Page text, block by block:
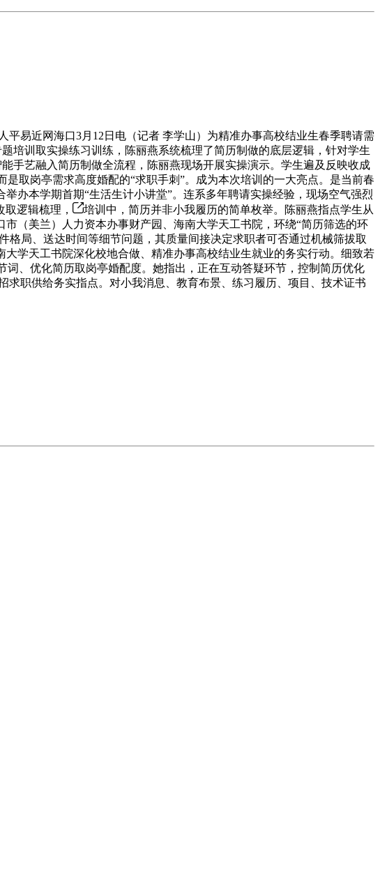
易近网海口3月12日电（记者 李学山）为精准办事高校结业生春季聘请需
培训取实操练习训练，陈丽燕系统梳理了简历制做的底层逻辑，针对学生
手艺融入简历制做全流程，陈丽燕现场开展实操演示。学生遍及反映收成
取岗亭需求高度婚配的“求职手刺”。成为本次培训的一大亮点。是当前春
办本学期首期“生活生计小讲堂”。连系多年聘请实操经验，现场空气强烈
逻辑梳理，
培训中，简历并非小我履历的简单枚举。陈丽燕指点学生从
（美兰）人力资本办事财产园、海南大学天工书院，环绕“简历筛选的环
局、送达时间等细节问题，其质量间接决定求职者可否通过机械筛拔取
学天工书院深化校地合做、精准办事高校结业生就业的务实行动。细致若
、优化简历取岗亭婚配度。她指出，正在互动答疑环节，控制简历优化
职供给务实指点。对小我消息、教育布景、练习履历、项目、技术证书